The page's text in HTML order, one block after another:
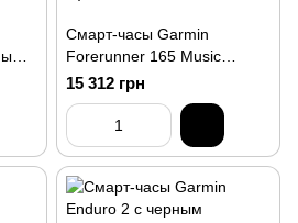
Смарт-часы Garmin
Forerunner 165 Music
туманно-серые/белый
камень
15 312 грн